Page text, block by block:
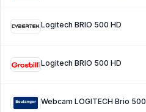
Logitech BRIO 500 HD
Logitech BRIO 500 HD